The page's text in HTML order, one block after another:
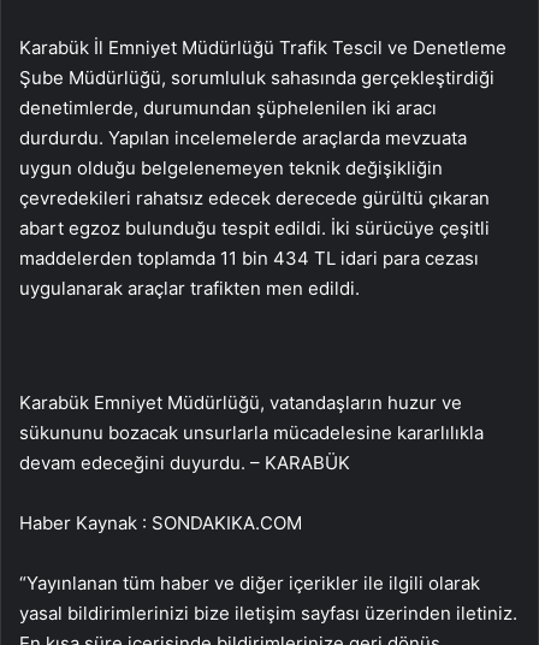
Karabük İl Emniyet Müdürlüğü Trafik Tescil ve Denetleme
Şube Müdürlüğü, sorumluluk sahasında gerçekleştirdiği
denetimlerde, durumundan şüphelenilen iki aracı
durdurdu. Yapılan incelemelerde araçlarda mevzuata
uygun olduğu belgelenemeyen teknik değişikliğin
çevredekileri rahatsız edecek derecede gürültü çıkaran
abart egzoz bulunduğu tespit edildi. İki sürücüye çeşitli
maddelerden toplamda 11 bin 434 TL idari para cezası
uygulanarak araçlar trafikten men edildi.
Karabük Emniyet Müdürlüğü, vatandaşların huzur ve
sükununu bozacak unsurlarla mücadelesine kararlılıkla
devam edeceğini duyurdu. – KARABÜK
Haber Kaynak : SONDAKIKA.COM
“Yayınlanan tüm haber ve diğer içerikler ile ilgili olarak
yasal bildirimlerinizi bize iletişim sayfası üzerinden iletiniz.